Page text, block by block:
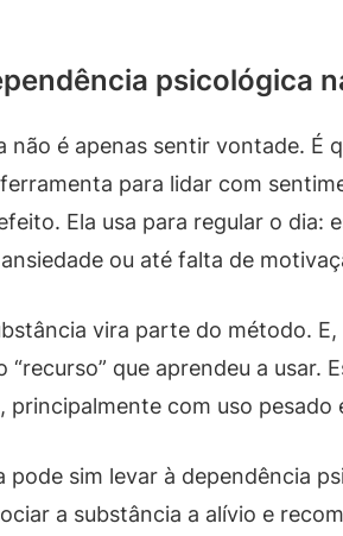
psicológica
não é apenas sentir vontade. É
para lidar com
Ela usa para regular o dia:
ou até falta de
vira parte do método.
que aprendeu a usar.
com uso pesado
pode sim levar à dependência
a substância a alívio e